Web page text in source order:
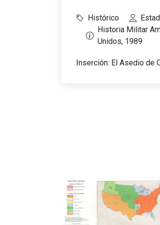
Histórico
Historia Militar
Unidos, 1989
Inserción: El Asedio de